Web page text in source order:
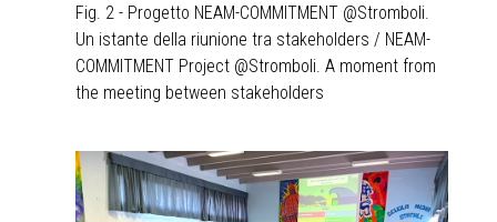
Fig. 2 - Progetto NEAM-COMMITMENT @Stromboli.
Un istante della riunione tra stakeholders / NEAM-
COMMITMENT Project @Stromboli. A moment from
the meeting between stakeholders